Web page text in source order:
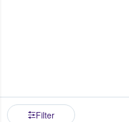
Filter